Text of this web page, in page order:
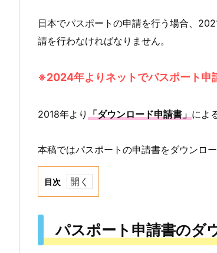
日本でパスポートの申請を行う場合、
請を行わなければなりません。
※2024年よりネットでパスポート申
2018年より 「ダウンロード申請書」によ
本稿ではパスポートの申請書をダウンロ
目次
1.
スパスポート申請書のダ